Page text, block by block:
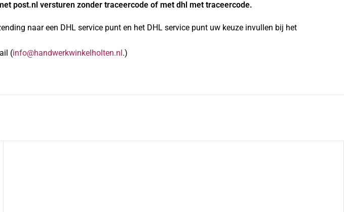
post.nl versturen zonder traceercode of met dhl met traceercode.
naar een DHL service punt en het DHL service punt uw keuze invullen bij het
(info@handwerkwinkelholten.nl.)